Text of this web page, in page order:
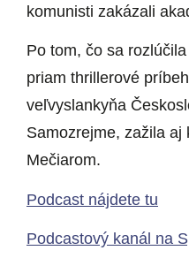
komunisti zakázali
Po tom, čo sa
priam thrillerové
veľvyslankyňa
Samozrejme, zažila aj
Mečiarom.
Podcast nájdete tu
Podcastový kanál na